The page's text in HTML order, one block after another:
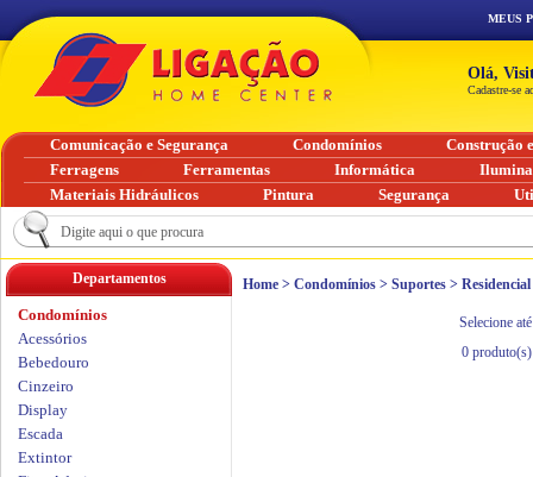
Home > Condomínios > Suportes > Residencial
Selecione
0produto(s)
Departamentos
Condomínios
Acessórios
Bebedouro
Cinzeiro
Display
Escada
Extintor
MEUS
Olá,
Cadastre-se
Comunicação e Segurança Condomínios
Construção
Ferragens
Ferramentas Informática
Materiais Hidráulicos
Pintura Segurança